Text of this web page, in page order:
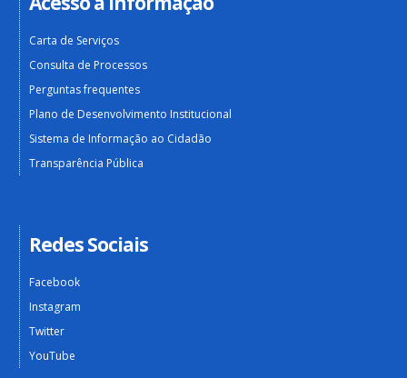
Carta de Serviços
Consulta de Processos
Perguntas frequentes
Plano de Desenvolvimento Institucional
Sistema de Informação ao Cidadão
Transparência Pública
Redes Sociais
Facebook
Instagram
Twitter
YouTube